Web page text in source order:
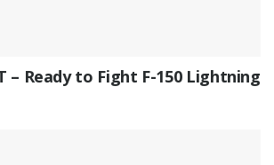
– Ready to Fight F-150 Lightning